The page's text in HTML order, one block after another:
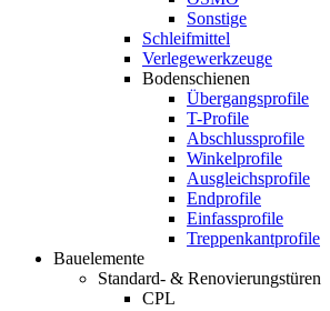
Sonstige
Schleifmittel
Verlegewerkzeuge
Bodenschienen
Übergangsprofile
T-Profile
Abschlussprofile
Winkelprofile
Ausgleichsprofile
Endprofile
Einfassprofile
Treppenkantprofile
Bauelemente
Standard- & Renovierungstüren
CPL